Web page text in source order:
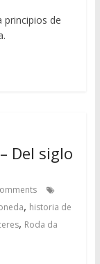
principios de
Del siglo
, historia de
, Roda da